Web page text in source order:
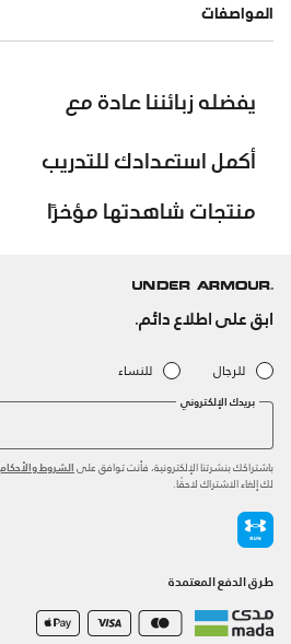
المواصفات
يفضله زبائننا عادة مع
أكمل استعدادك للتدريب
منتجات شاهدتها مؤخرًا
ابق على اطلاع دائم.
للرجال للنساء
بريدك الإلكتروني
باشتراكك بنشرتنا الإلكترونية، فأنت توافق على الشروط والأحكام
لك إلغاء الاشتراك لاحقًا.
طرق الدفع المعتمدة